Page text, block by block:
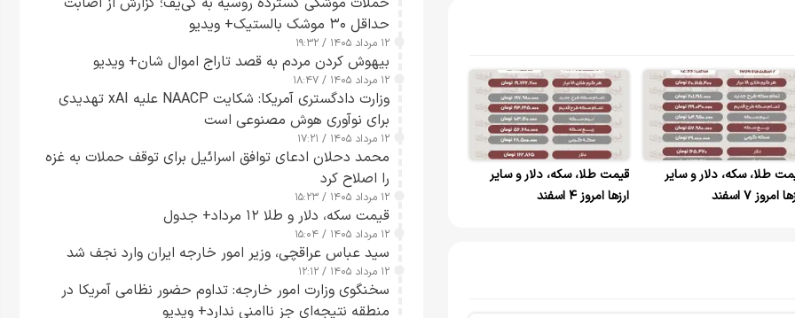
طلا، سکه، دلار و سایر
امروز ۷ اسفند
قیمت طلا، سکه، دلار و سایر
ارزها امروز ۴ اسفند
حداقل ۳۰ موشک بالستیک+ ویدیو
۱۲ مرداد ۱۴۰۵ / ۱۹:۳۲
بیهوش کردن مردم به قصد تاراج اموال شان+ ویدیو
۱۲ مرداد ۱۴۰۵ / ۱۸:۴۷
وزارت دادگستری آمریکا: شکایت NAACP علیه xAI تهدیدی
برای نوآوری هوش مصنوعی است
۱۲ مرداد ۱۴۰۵ / ۱۷:۲۱
محمد دحلان ادعای توافق اسرائیل برای توقف حملات به غزه
را اصلاح کرد
۱۲ مرداد ۱۴۰۵ / ۱۵:۲۳
قیمت سکه، دلار و طلا ۱۲ مرداد+ جدول
۱۲ مرداد ۱۴۰۵ / ۱۵:۰۴
سید عباس عراقچی، وزیر امور خارجه ایران وارد نجف شد
۱۲ مرداد ۱۴۰۵ / ۱۲:۱۲
سخنگوی وزارت امور خارجه: تداوم حضور نظامی آمریکا در
منطقه نتیجه‌ای جز ناامنی ندارد+ ویدیو